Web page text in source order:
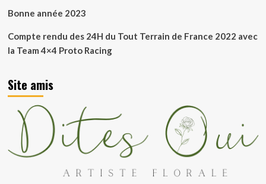
Bonne année 2023
Compte rendu des 24H du Tout Terrain de France 2022 avec
la Team 4×4 Proto Racing
Site amis